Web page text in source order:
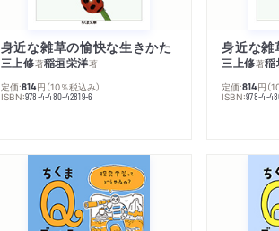
身近な雑草の愉快な生きかた
三上修著稲垣栄洋著
定価:814円 （10％税込み）
ISBN:978-4-480-42819-6
身近な雑
三上修著稲
定価:814円 （
ISBN:978-4-